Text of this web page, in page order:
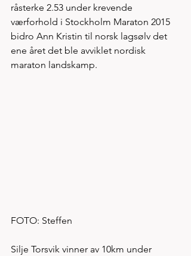
råsterke 2.53 under krevende
værforhold i Stockholm Maraton 2015
bidro Ann Kristin til norsk lagsølv det
ene året det ble avviklet nordisk
maraton landskamp.
FOTO: Steffen
Silje Torsvik vinner av 10km under